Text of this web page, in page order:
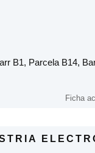
B1, Parcela B14,
Ficha